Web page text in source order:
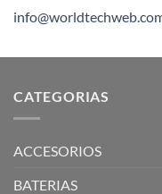
CATEGORIAS
ACCESORIOS
BATERIAS